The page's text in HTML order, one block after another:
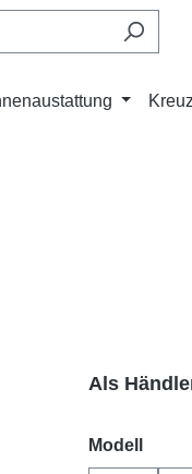
Als
Modell